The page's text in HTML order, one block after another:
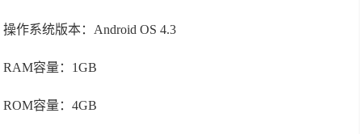
操作系统版本：Android OS 4.3
RAM容量：1GB
ROM容量：4GB